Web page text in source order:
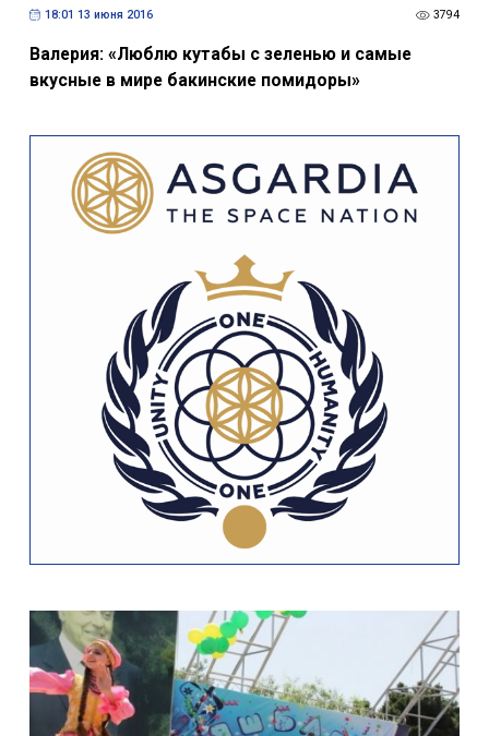
18:01 13 июня 2016 3794
Валерия: «Люблю кутабы с зеленью и самые
вкусные в мире бакинские помидоры»